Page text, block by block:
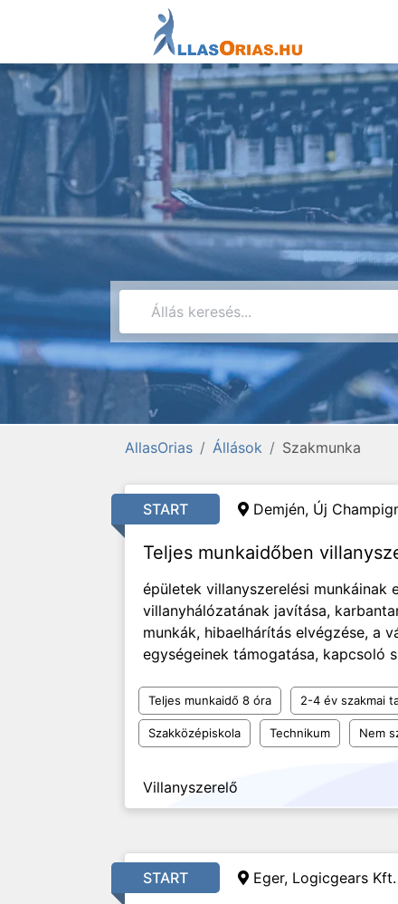
AllasOrias Állások Szakmunka
START Demjén, Új
Teljes munkaidőben
épületek villanyszerelési munkáinak
villanyhálózatának javítása,
munkák, hibaelhárítás elvégzése, a
egységeinek támogatása, kapcsoló
Teljes munkaidő 8 óra 2-4 év szakmai
Szakközépiskola Technikum Nem
Villanyszerelő
START Eger, Logicgears Kft.